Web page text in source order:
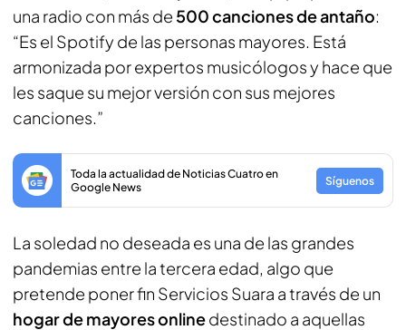
una radio con más de 500 canciones de antaño:
“Es el Spotify de las personas mayores. Está
armonizada por expertos musicólogos y hace que
les saque su mejor versión con sus mejores
canciones.”
Toda la actualidad de Noticias Cuatro en
Google News
Síguenos
La soledad no deseada es una de las grandes
pandemias entre la tercera edad, algo que
pretende poner fin Servicios Suara a través de un
hogar de mayores onlinedestinado a aquellas